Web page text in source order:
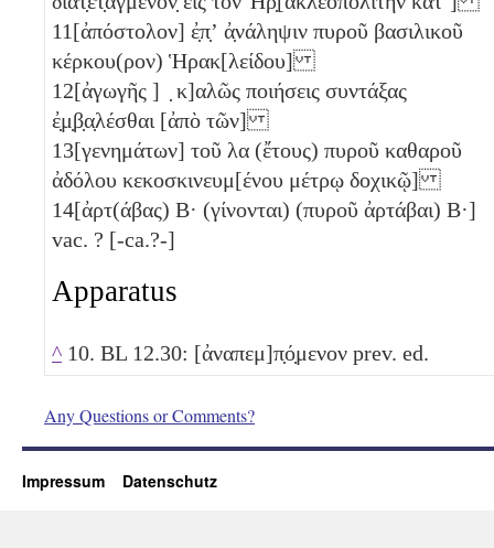
11[ἀπόστολον] ἐ̣π̣ʼ ἀ̣νάληψιν πυροῦ βασιλικοῦ
κέρκου(ρον) Ἡρακ[λείδου]
12[ἀγωγῆς ] ̣ κ]αλῶς ποιήσεις συντάξας
ἐ̣μ̣β̣α̣λέσθαι [ἀπὸ τῶν]
13[γενημάτων] τοῦ λα (ἔτους) πυροῦ καθαροῦ
ἀδόλου κεκοσκινευμ[ένου μέτρῳ δοχικῷ]
14[ἀρτ(άβας) Β· (γίνονται) (πυροῦ ἀρτάβαι) Β·]
vac. ? [-ca.?-]
Apparatus
^ 10. BL 12.30: [ἀναπεμ]π̣ό̣μενον prev. ed.
Any Questions or Comments?
Impressum Datenschutz